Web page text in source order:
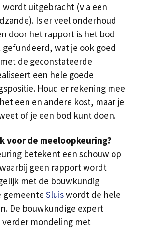
uitgebracht (via een
Is er veel onderhoud
door het rapport is het bod
wat je ook goed
de geconstateerde
een hele goede
Houd er rekening mee
een en andere kost, maar je
of je een bod kunt doen.
voor de meeloopkeuring?
betekent een schouw op
geen rapport wordt
met de bouwkundig
gemeente Sluiswordt de hele
De bouwkundige expert
verder mondeling met